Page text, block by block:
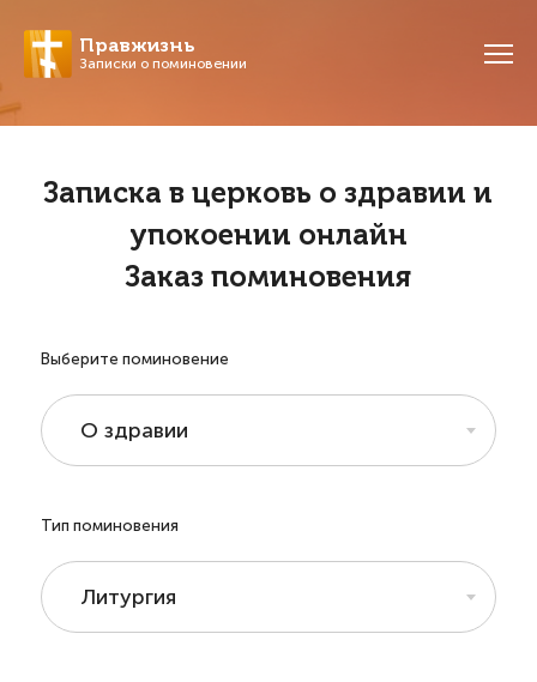
Правжизнь
Записки о поминовении
Записка в церковь о здравии и
упокоении онлайн
Заказ поминовения
Выберите поминовение
О здравии
Тип поминовения
Литургия